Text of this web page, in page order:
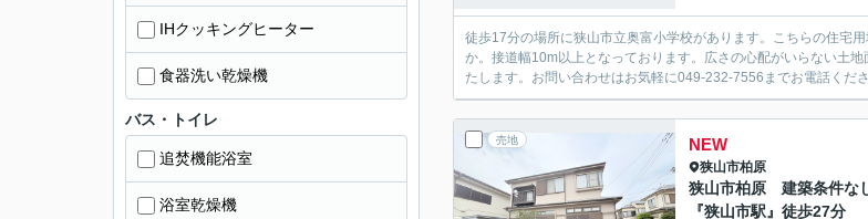
徒歩17分の場所に狭山市立奥富小学校があります。こちらの住宅
か。接道幅10m以上となっております。広さの心配がいらない土
たします。お問い合わせはお気軽に049-232-7556までお電話くださ
売地 NEW
狭山市柏原
狭山市柏原 建築条件な
『狭山市駅』徒歩27分
IHクッキングヒーター
食器洗い乾燥機
バス・トイレ
追焚機能浴室
浴室乾燥機